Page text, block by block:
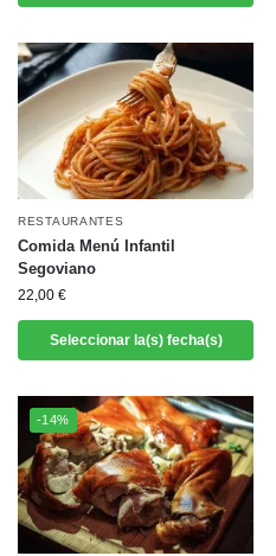
RESTAURANTES
Comida Menú Infantil
Segoviano
22,00 €
Seleccionar la(s) fecha(s)
-14%